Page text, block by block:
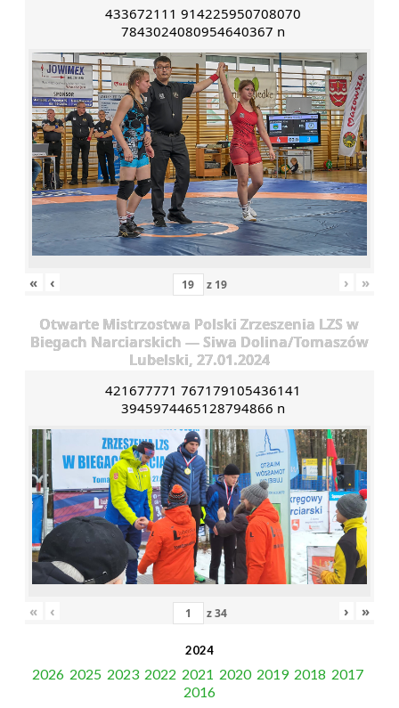
433672111 914225950708070
7843024080954640367 n
« ‹ z 19 › »
Otwarte Mistrzostwa Polski Zrzeszenia LZS w
Biegach Narciarskich — Siwa Dolina/Tomaszów
Lubelski, 27.01.2024
421677771 767179105436141
3945974465128794866 n
« ‹ z34 › »
2024
2026 2025 2023 2022 2021 2020 2019 2018 2017
2016